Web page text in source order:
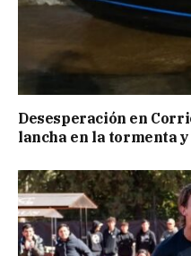
Desesperación en
lancha en la tormenta